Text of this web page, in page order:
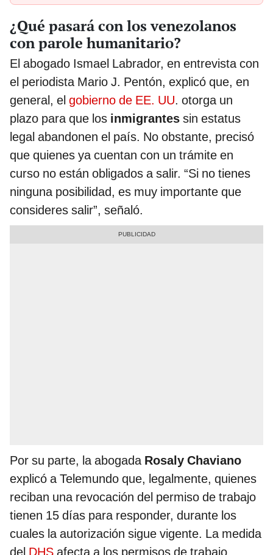
¿Qué pasará con los venezolanos
con parole humanitario?
El abogado Ismael Labrador, en entrevista con
el periodista Mario J. Pentón, explicó que, en
general, el gobierno de EE. UU. otorga un
plazo para que los inmigrantes sin estatus
legal abandonen el país. No obstante, precisó
que quienes ya cuentan con un trámite en
curso no están obligados a salir. “Si no tienes
ninguna posibilidad, es muy importante que
consideres salir”, señaló.
Por su parte, la abogada Rosaly Chaviano
explicó a Telemundo que, legalmente, quienes
reciban una revocación del permiso de trabajo
tienen 15 días para responder, durante los
cuales la autorización sigue vigente. La medida
del DHS afecta a los permisos de trabajo